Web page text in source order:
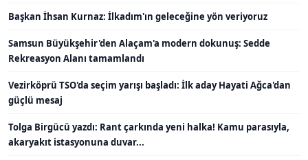
Başkan İhsan Kurnaz: İlkadım'ın geleceğine yön veriyoruz
Samsun Büyükşehir'den Alaçam'a modern dokunuş: Sedde
Rekreasyon Alanı tamamlandı
Vezirköprü TSO'da seçim yarışı başladı: İlk aday Hayati Ağca'dan
güçlü mesaj
Tolga Birgücü yazdı: Rant çarkında yeni halka! Kamu parasıyla,
akaryakıt istasyonuna duvar...